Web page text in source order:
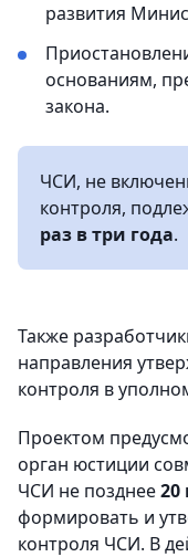
развития
основаниям,
закона.
ЧСИ, не
контроля,
раз в три года.
Также
направления
контроля в
Проектом
орган юстиции
ЧСИ не позднее20
формировать и
контроля ЧСИ. В